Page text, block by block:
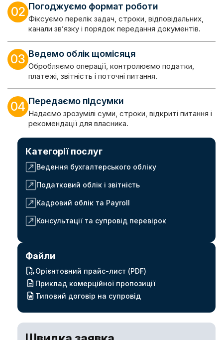
02 Погоджуємо формат роботи
Фіксуємо перелік задач, строки, відповідальних,
канали зв’язку і порядок передання документів.
03 Ведемо облік щомісяця
Обробляємо операції, контролюємо податки,
платежі, звітність і поточні питання.
04 Передаємо підсумки
Надаємо зрозумілі суми, строки, відкриті питання і
рекомендації для власника.
Категорії послуг
Ведення бухгалтерського обліку
Податковий облік і звітність
Кадровий облік та Payroll
Консультації та супровід перевірок
Файли
Орієнтовний прайс-лист (PDF)
Приклад комерційної пропозиції
Типовий договір на супровід